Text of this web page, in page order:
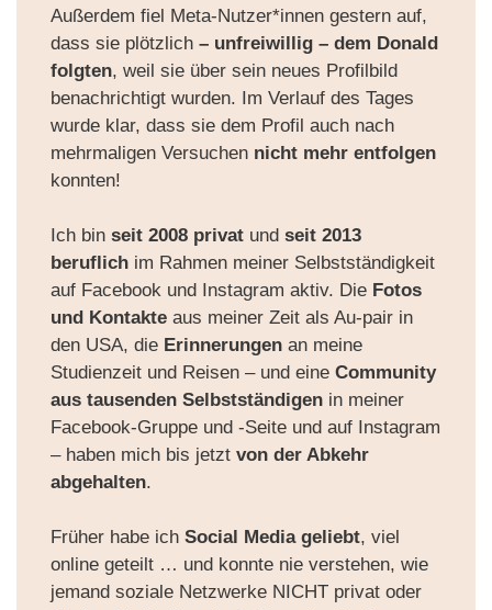
Außerdem fiel Meta-Nutzer*innen gestern auf,
dass sie plötzlich– unfreiwillig – dem Donald
folgten, weilsie über sein neues Profilbild
benachrichtigt wurden. Im Verlauf des Tages
wurde klar, dass sie dem Profil auch nach
mehrmaligen Versuchen nicht mehr entfolgen
konnten!
Ich binseit 2008 privat undseit 2013
beruflich im Rahmen meiner Selbstständigkeit
auf Facebook und Instagram aktiv. Die Fotos
und Kontakte aus meiner Zeit als Au-pair in
den USA, die Erinnerungen an meine
Studienzeit und Reisen – und eineCommunity
austausenden Selbstständigen in meiner
Facebook-Gruppe und -Seite und auf Instagram
– haben mich bis jetztvon der Abkehr
abgehalten.
Früher habe ichSocial Media geliebt, viel
online geteilt … und konnte nie verstehen, wie
jemandsoziale Netzwerke NICHT privat oder